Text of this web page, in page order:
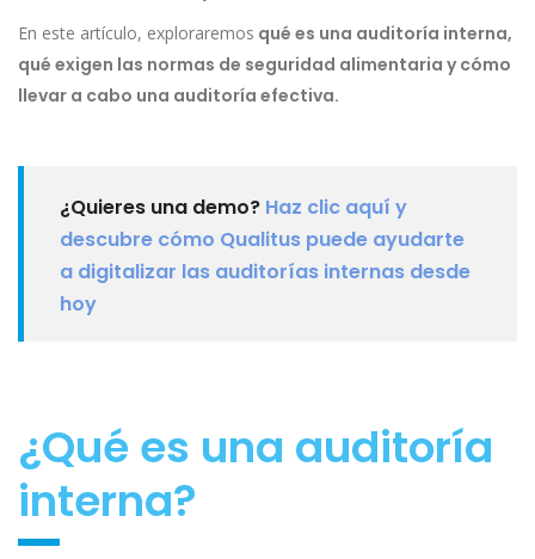
En este artículo, exploraremos qué es una auditoría interna,
qué exigen las normas de seguridad alimentaria y cómo
llevar a cabo una auditoría efectiva.
¿Quieres una demo? Haz clic aquí y
descubre cómo Qualitus puede ayudarte
a digitalizar las auditorías internas desde
hoy
¿Qué es una auditoría
interna?